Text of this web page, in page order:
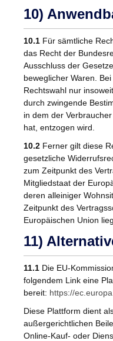
10)
10.1 Für sämtliche
das Recht der
Ausschluss der
beweglicher Waren.
Rechtswahl nur
durch zwingende
in dem der
hat, entzogen wird.
10.2 Ferner gilt diese
gesetzliche
zum Zeitpunkt des
Mitgliedstaat der
deren alleiniger
Zeitpunkt des
Europäischen Union
11)
11.1 Die EU-
folgendem Link eine
bereit: https://
Diese Plattform dient
außergerichtlichen
Online-Kauf- oder